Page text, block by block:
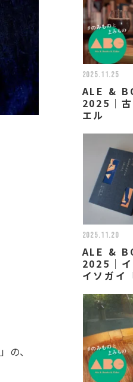
」の、
2025.11.25
ALE &
2025｜
エル
2025.11.20
ALE &
2025｜
イソガイ